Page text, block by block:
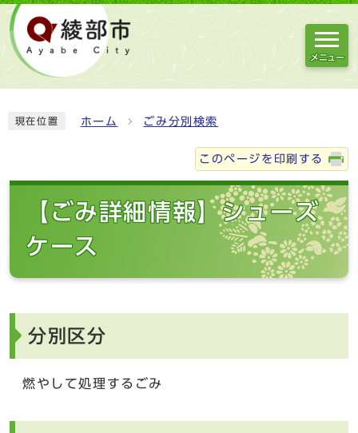
メニュー
現在位置 ホーム ごみ分別検索
このページを印刷する
【ごみ詳細情報】シューズ
ケース
分別区分
燃やして処理するごみ